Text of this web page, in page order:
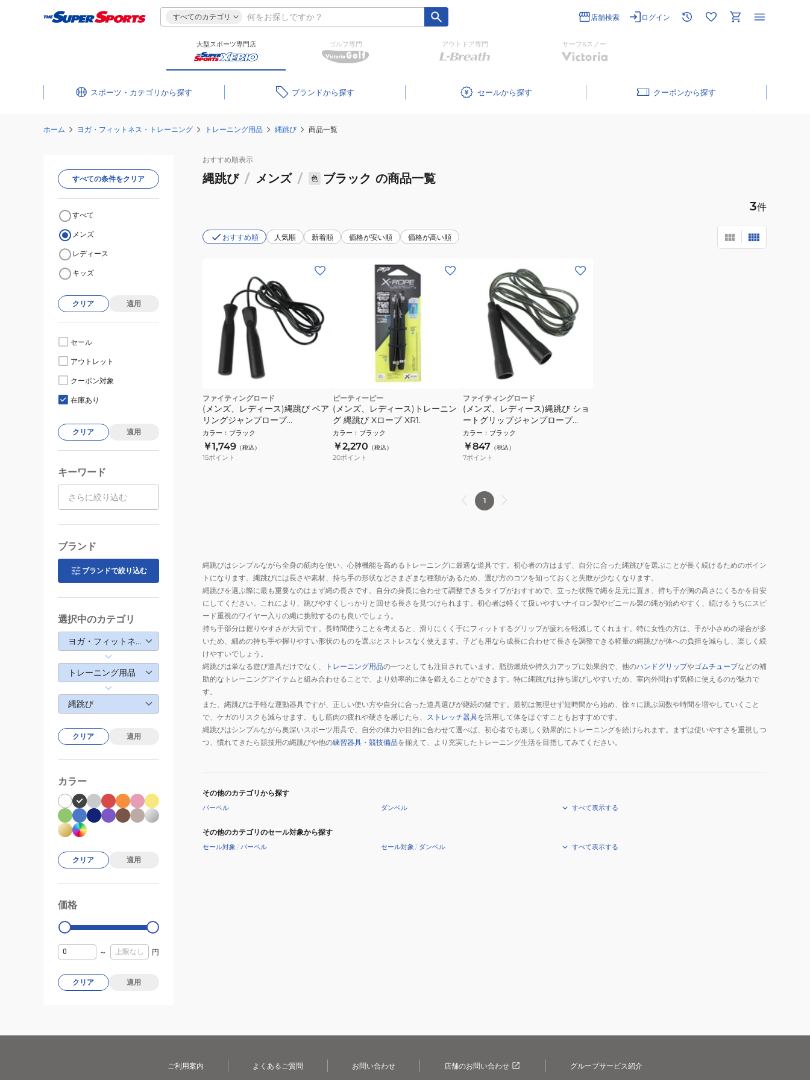
すべてのカテゴリ 店舗検索 ログイン
大型スポーツ専門店 ゴルフ専門 アウトドア専門 サーフ&スノー
スポーツ・カテゴリ ブランド セール クーポン
ホーム ヨガ・フィットネス・トレーニング トレーニング用品 縄跳び 商品一覧
おすすめ順表示
縄跳び / メンズ / 色 ブラック の商品一覧
3件
おすすめ順 人気順 新着順 価格が安い順 価格が高い順
ファイティングロード
(メンズ、レディース)縄跳び ベア
リングジャンプロープ
FR23CFR0003 BLK
カラー ： ブラック
￥1,749 （税込）
15ポイント
ピーティーピー
(メンズ、レディース)トレーニン
グ 縄跳び Xロープ XR1.
カラー ： ブラック
￥2,270 （税込）
20ポイント
ファイティングロード
(メンズ、レディース)縄跳び ショ
ートグリップジャンプロープ
FR23CFR0001 BLK
カラー ： ブラック
￥847 （税込）
7ポイント
1
縄跳びはシンプルながら全身の筋肉を使い、心肺機能を高めるトレーニングに最適な道具です。初心者の方はまず、自分に合った縄跳びを選ぶことが長く続けるためのポイン
トになります。縄跳びには長さや素材、持ち手の形状などさまざまな種類があるため、選び方のコツを知っておくと失敗が少なくなります。
縄跳びを選ぶ際に最も重要なのはまず縄の長さです。自分の身長に合わせて調整できるタイプがおすすめで、立った状態で縄を足元に置き、持ち手が胸の高さにくるかを目安
にしてください。これにより、跳びやすくしっかりと回せる長さを見つけられます。初心者は軽くて扱いやすいナイロン製やビニール製の縄が始めやすく、続けるうちにスピ
ード重視のワイヤー入りの縄に挑戦するのも良いでしょう。
持ち手部分は握りやすさが大切です。長時間使うことを考えると、滑りにくく手にフィットするグリップが疲れを軽減してくれます。特に女性の方は、手が小さめの場合が多
いため、細めの持ち手や握りやすい形状のものを選ぶとストレスなく使えます。子ども用なら成長に合わせて長さを調整できる軽量の縄跳びが体への負担を減らし、楽しく続
けやすいでしょう。
縄跳びは単なる遊び道具だけでなく、
トレーニング用品の一つとしても注目されています。脂肪燃焼や持久力アップに効果的で、他のハンドグリップやゴムチューブなどの補
助的なトレーニングアイテムと組み合わせることで、より効率的に体を鍛えることができます。特に縄跳びは持ち運びしやすいため、室内外問わず気軽に使えるのが魅力で
す。
また、縄跳びは手軽な運動器具ですが、正しい使い方や自分に合った道具選びが継続の鍵です。最初は無理せず短時間から始め、徐々に跳ぶ回数や時間を増やしていくこと
で、ケガのリスクも減らせます。もし筋肉の疲れや硬さを感じたら、
ストレッチ器具を活用して体をほぐすこともおすすめです。
縄跳びはシンプルながら奥深いスポーツ用具で、自分の体力や目的に合わせて選べば、初心者でも楽しく効果的にトレーニングを続けられます。まずは使いやすさを重視しつ
つ、慣れてきたら競技用の縄跳びや他の練習器具・競技備品を揃えて、より充実したトレーニング生活を目指してみてください。
その他のカテゴリから探す
バーベル ダンベル すべて表示する
その他のカテゴリのセール対象から探す
セール対象 /バーベル セール対象 / ダンベル すべて表示する
すべての条件をクリア
すべて
メンズ
レディース
キッズ
クリア 適用
セール
アウトレット
クーポン対象
在庫あり
クリア 適用
キーワード
ブランド
ブランドで絞り込む
選択中のカテゴリ
ヨガ・フィットネス・トレーニング
トレーニング用品
縄跳び
クリア 適用
カラー
クリア 適用
価格
0
～ 円
クリア 適用
ご利用案内 よくあるご質問 お問い合わせ 店舗のお問い合わせ グループサービス紹介